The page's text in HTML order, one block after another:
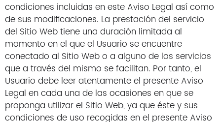
condiciones incluidas en este Aviso Legal así como
de sus modificaciones. La prestación del servicio
del Sitio Web tiene una duración limitada al
momento en el que el Usuario se encuentre
conectado al Sitio Web o a alguno de los servicios
que a través del mismo se facilitan. Por tanto, el
Usuario debe leer atentamente el presente Aviso
Legal en cada una de las ocasiones en que se
proponga utilizar el Sitio Web, ya que éste y sus
condiciones de uso recogidas en el presente Aviso